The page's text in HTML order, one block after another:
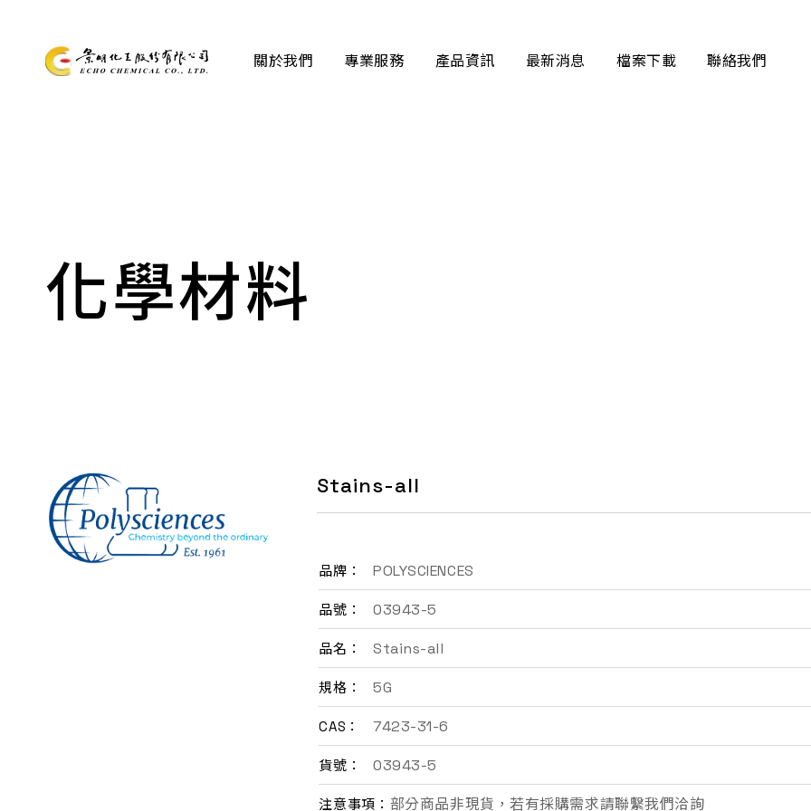
關於我們 專業服務 產品資訊 最新消息 檔案下載 聯絡我們
化學材料
Stains-all
品牌： POLYSCIENCES
品號： 03943-5
品名： Stains-all
規格： 5G
CAS： 7423-31-6
貨號： 03943-5
注意事項： 部分商品非現貨，若有採購需求請聯繫我們洽詢
最新消息
EN
詢價車